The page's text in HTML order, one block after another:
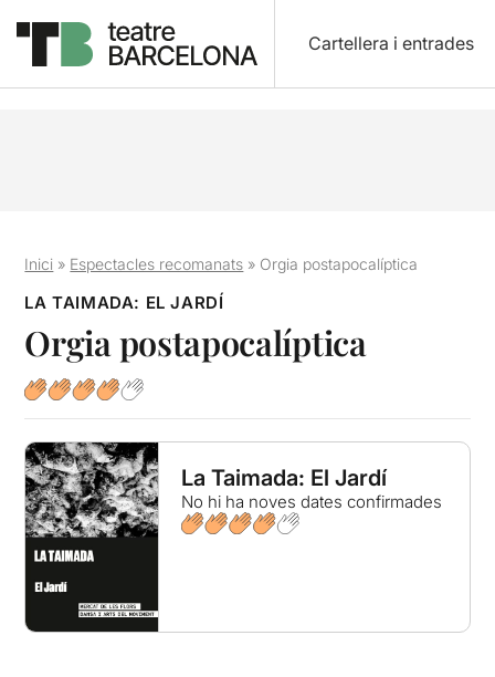
Cartellera i entrades
Inici » Espectacles recomanats » Orgia postapocalíptica
LA TAIMADA: EL JARDÍ
Orgia postapocalíptica
La Taimada: El Jardí
No hi ha noves dates confirmades